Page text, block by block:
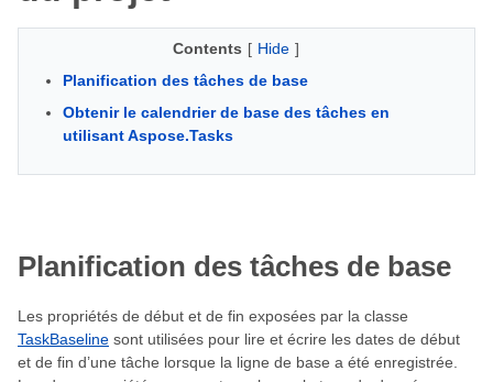
Contents [ Hide ]
Planification des tâches de base
Obtenir le calendrier de base des tâches en
utilisant Aspose.Tasks
Planification des tâches de base
Les propriétés de début et de fin exposées par la classe
TaskBaseline sont utilisées pour lire et écrire les dates de début
et de fin d’une tâche lorsque la ligne de base a été enregistrée.